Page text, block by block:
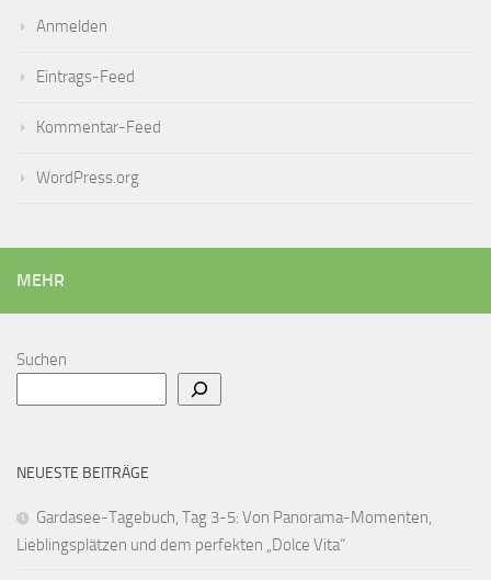
Anmelden
Eintrags-Feed
Kommentar-Feed
WordPress.org
MEHR
Suchen
NEUESTE BEITRÄGE
Gardasee-Tagebuch, Tag 3-5: Von Panorama-Momenten,
Lieblingsplätzen und dem perfekten „Dolce Vita“